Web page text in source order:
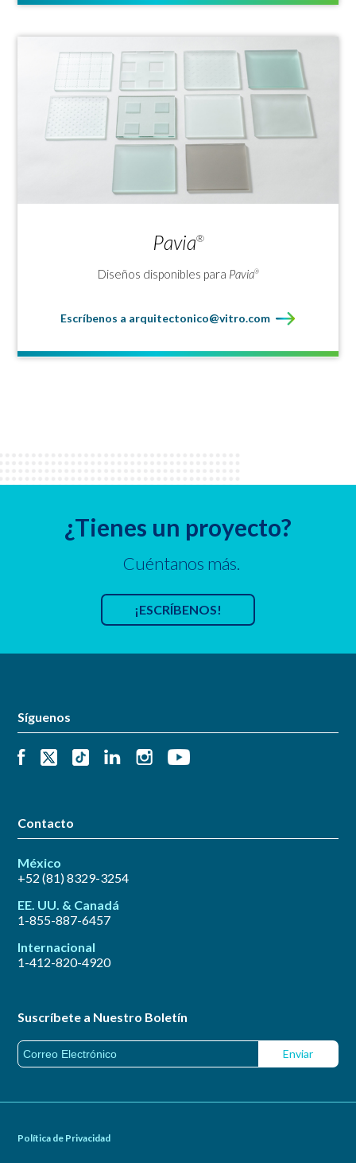
Pavia®
Diseños disponibles para Pavia®
Escríbenos a arquitectonico@vitro.com
¿Tienes un proyecto?
Cuéntanos más.
¡ESCRÍBENOS!
Síguenos
Contacto
México
+52 (81) 8329-3254
EE. UU. & Canadá
1-855-887-6457
Internacional
1-412-820-4920
Suscríbete a Nuestro Boletín
Política de Privacidad